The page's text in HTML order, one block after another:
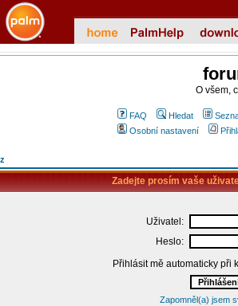
O všem,
FAQ Hledat
Osobní nastavení
Zadejte prosím vaše
Uživatel:
Heslo:
Přihlásit mě automaticky při
Zapomněl(a) jsem